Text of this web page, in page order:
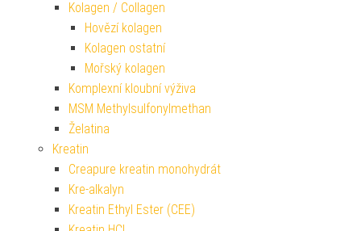
Kolagen / Collagen
Hovězí kolagen
Kolagen ostatní
Mořský kolagen
Komplexní kloubní výživa
MSM Methylsulfonylmethan
Želatina
Kreatin
Creapure kreatin monohydrát
Kre-alkalyn
Kreatin Ethyl Ester (CEE)